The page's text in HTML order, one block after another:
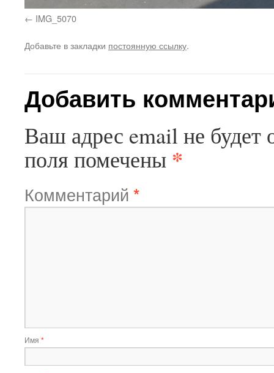
IMG_5070
Добавьте в закладки постоянную ссылку.
Добавить
Ваш адрес email не будет
поля помечены *
Комментарий *
Имя *